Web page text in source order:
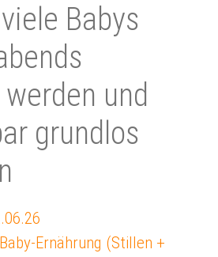
Babys
und
grundlos
Baby-Ernährung (Stillen +